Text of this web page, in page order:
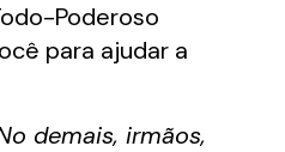
Poderoso
para ajudar a
demais, irmãos,